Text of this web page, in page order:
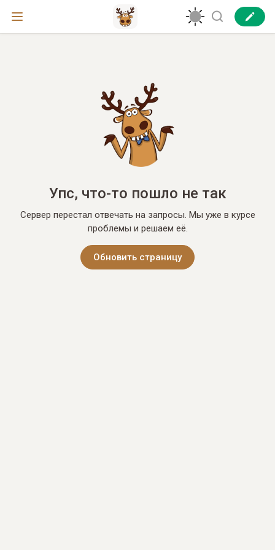
Упс, что-то пошло не так
Сервер перестал отвечать на запросы. Мы уже в курсе
проблемы и решаем её.
Обновить страницу